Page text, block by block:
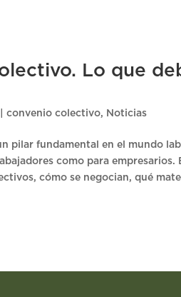
Lo que
|convenio colectivo, Noticias
pilar fundamental en el mundo
como para
cómo se negocian, qué